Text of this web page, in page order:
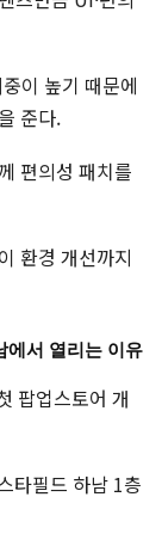
이 높기 때문에
준다.
편의성 패치를
환경 개선까지
에서 열리는 이유
팝업스토어 개
타필드 하남 1층